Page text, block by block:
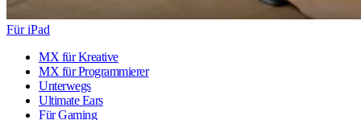
Für iPad
MX für Kreative
MX für Programmierer
Unterwegs
Ultimate Ears
Für Gaming